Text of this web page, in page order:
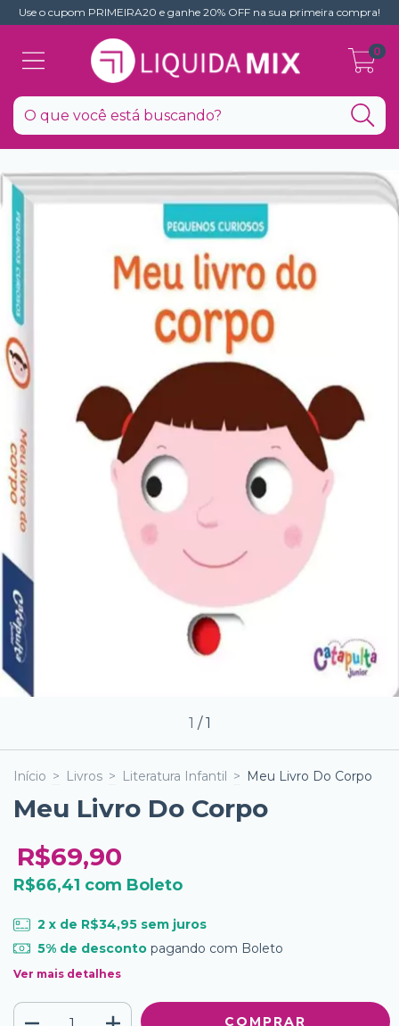
Use o cupom PRIMEIRA20 e ganhe 20% OFF na sua primeira compra!
0
1 /1
Início > Livros > Literatura Infantil > Meu Livro Do Corpo
Meu Livro Do Corpo
R$69,90
R$66,41 com Boleto
2 x de R$34,95 sem juros
5% de descontopagando com Boleto
Ver mais detalhes